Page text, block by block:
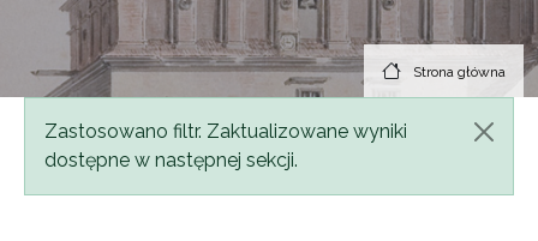
Strona główna
Komunikat
Zastosowano filtr. Zaktualizowane wyniki
dostępne w następnej sekcji.